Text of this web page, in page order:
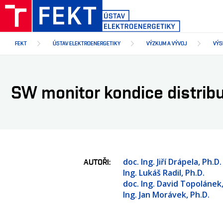
Přejít
hlavnímu
FEKT ÚSTAV ELEKTROENERGETIKY VÝZKUM A VÝVOJ
SW monitor kondice
AUTOŘI
doc. Ing. Jiří Drápela, Ph.D.
Ing. Lukáš Radil, Ph.D.
doc. Ing. David
Ing. Jan Morávek, Ph.D.